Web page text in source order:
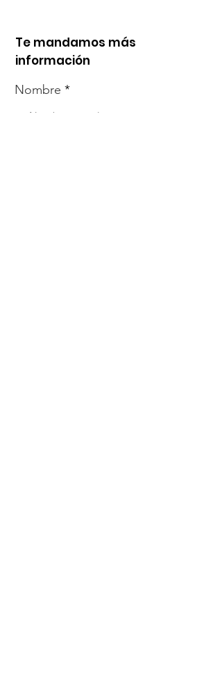
Te mandamos más
información
Nombre